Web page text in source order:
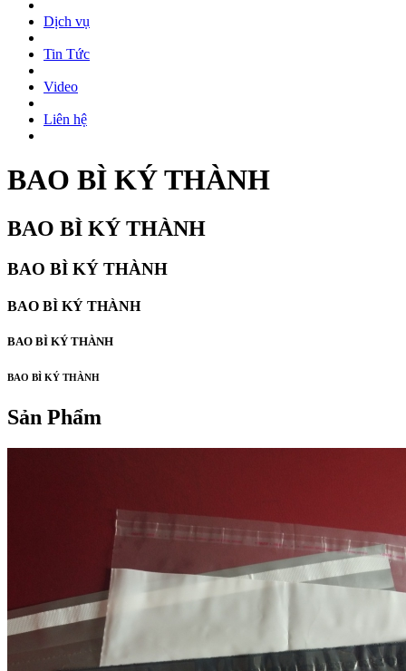
Dịch vụ
Tin Tức
Video
Liên hệ
BAO BÌ KÝ THÀNH
BAO BÌ KÝ THÀNH
BAO BÌ KÝ THÀNH
BAO BÌ KÝ THÀNH
BAO BÌ KÝ THÀNH
BAO BÌ KÝ THÀNH
Sản Phẩm